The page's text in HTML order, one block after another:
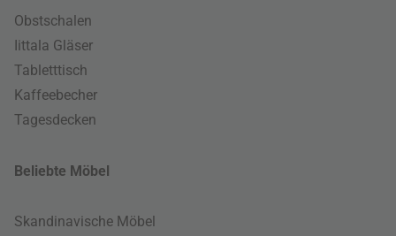
Obstschalen
Iittala Gläser
Tabletttisch
Kaffeebecher
Tagesdecken
Beliebte Möbel
Skandinavische Möbel